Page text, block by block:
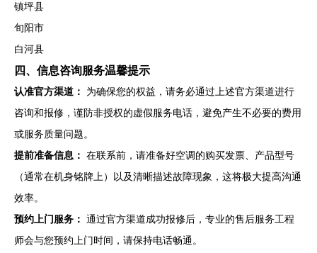
镇坪县
旬阳市
白河县
四、信息咨询服务温馨提示
认准官方渠道：
为确保您的权益，请务必通过上述官方渠道进行
咨询和报修，谨防非授权的虚假服务电话，避免产生不必要的费用
或服务质量问题。
提前准备信息： 在联系前，请准备好空调的购买发票、产品型号
（通常在机身铭牌上）以及清晰描述故障现象，这将极大提高沟通
效率。
预约上门服务： 通过官方渠道成功报修后，专业的售后服务工程
师会与您预约上门时间，请保持电话畅通。